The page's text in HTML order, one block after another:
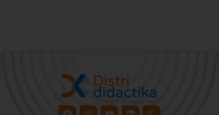
FacebookInstagram
YoutubeLinkedinWhatsapp